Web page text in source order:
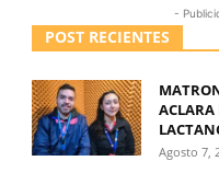
-
POST RECIENTES
ACLARA
Agosto 7,